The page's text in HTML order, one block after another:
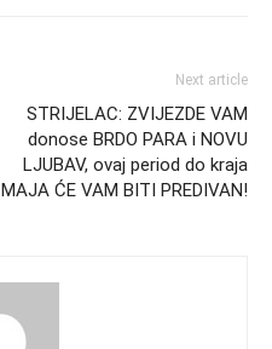
Next article
STRIJELAC: ZVIJEZDE VAM
donose BRDO PARA i NOVU
LJUBAV, ovaj period do kraja
MAJA ĆE VAM BITI PREDIVAN!